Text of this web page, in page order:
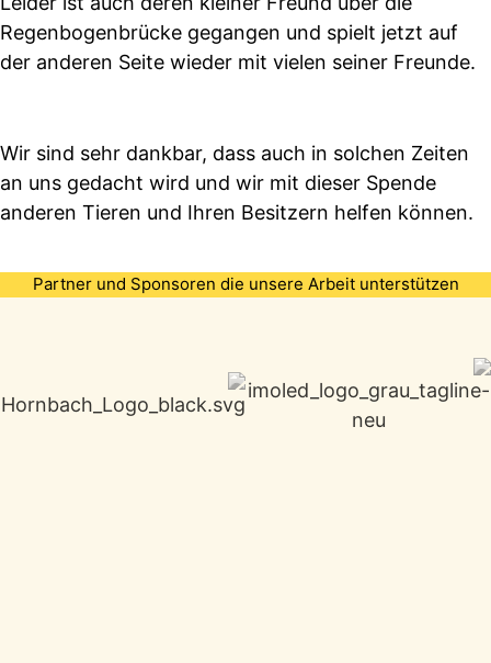
Regenbogenbrücke gegangen und spielt jetzt auf
der anderen Seite wieder mit vielen seiner Freunde.
Wir sind sehr dankbar, dass auch in solchen Zeiten
an uns gedacht wird und wir mit dieser Spende
anderen Tieren und Ihren Besitzern helfen können.
Partner und Sponsoren die unsere Arbeit unterstützen